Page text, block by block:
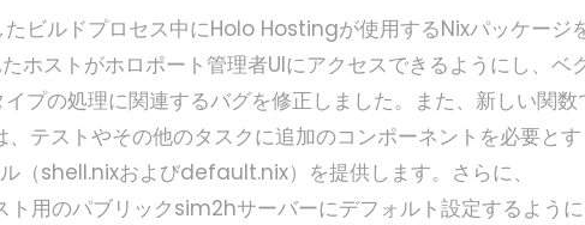
たビルドプロセス中にHolo Hostingが使用するNixパッケージ
ホストがホロポート管理者UIにアクセスできるようにし、ベ
プの処理に関連するバグを修正しました。また、新しい関数
テストやその他のタスクに追加のコンポーネントを必要とす
（shell.nixおよびdefault.nix）を提供します。さらに、
用のパブリックsim2hサーバーにデフォルト設定するように